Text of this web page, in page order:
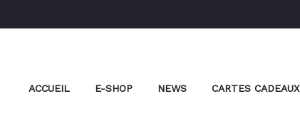
ACCUEIL E-SHOP NEWS CARTES CADEAUX